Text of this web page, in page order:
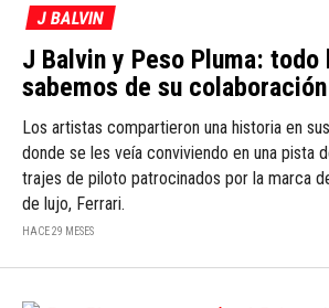
J BALVIN
J Balvin y Peso Pluma: todo
sabemos de su
Los artistas compartieron una historia en
donde se les veía conviviendo en una pista
trajes de piloto patrocinados por la marca
de lujo, Ferrari.
HACE 29 MESES